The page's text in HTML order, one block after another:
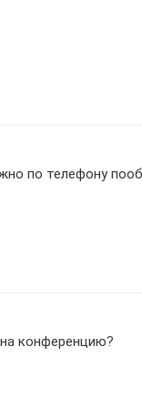
по телефону
конференцию?